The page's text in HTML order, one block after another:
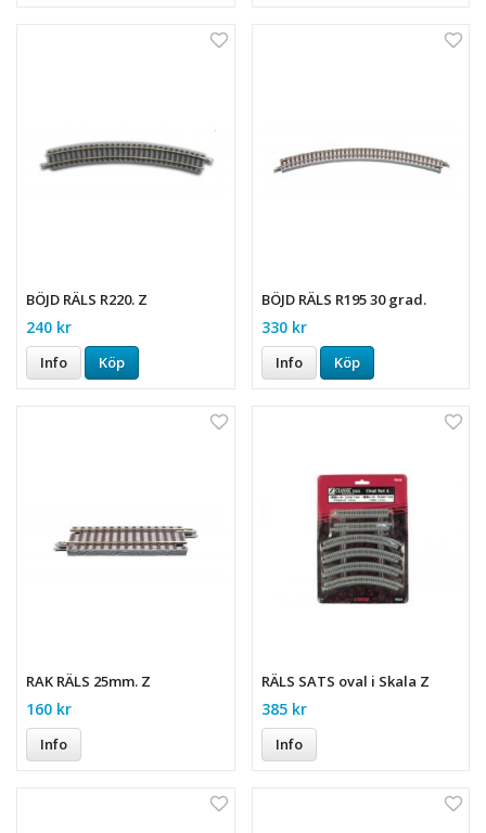
BÖJD RÄLS R220. Z
240 kr
Info Köp
BÖJD RÄLS R195 30 grad.
330 kr
Info Köp
RAK RÄLS 25mm. Z
160 kr
Info
RÄLS SATS oval i Skala Z
385 kr
Info